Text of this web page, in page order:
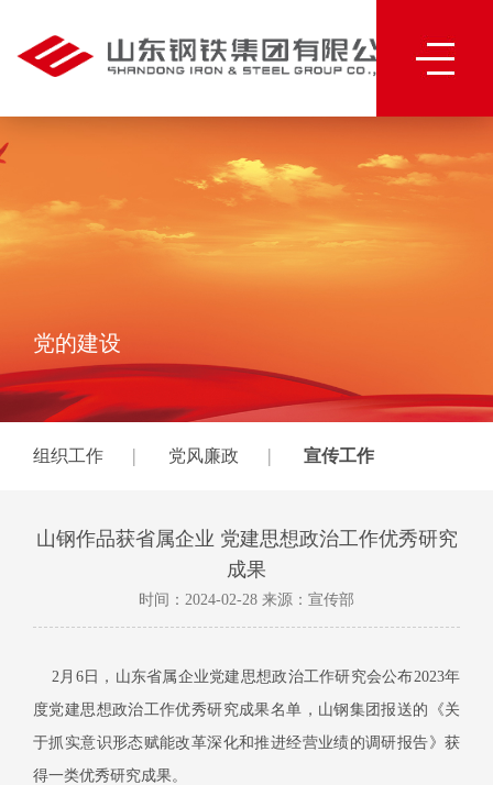
党的建设
组织工作 | 党风廉政 | 宣传工作
山钢作品获省属企业 党建思想政治工作优秀研究
成果
时间：2024-02-28 来源：宣传部
2月 6日， 山东省属企业党建思想政治工作研究会公布2023年
度党建思想政治工作优秀研究成果名单，山钢集团报送的《关
于抓实意识形态赋能改革深化和推进经营业绩的调研报告》获
得一类优秀研究成果。